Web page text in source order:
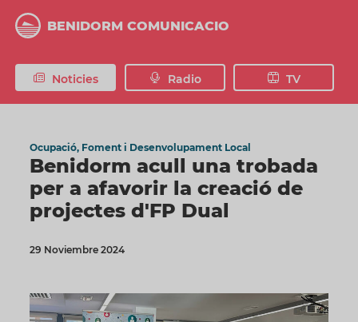
contingut
BENIDORM COMUNICACIO
Noticies Radio TV
Ocupació, Foment i Desenvolupament Local
Benidorm acull una trobada
per a afavorir la creació de
projectes d'FP Dual
29 Noviembre 2024